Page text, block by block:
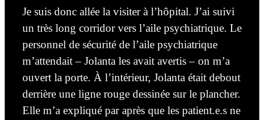
Je suis donc allée la visiter à l’hôpital. J’ai suivi
un très long corridor vers l’aile psychiatrique. Le
personnel de sécurité de l’aile psychiatrique
m’attendait – Jolanta les avait avertis – on m’a
ouvert la porte. À l’intérieur, Jolanta était debout
derrière une ligne rouge dessinée sur le plancher.
Elle m’a expliqué par après que les patient.e.s ne